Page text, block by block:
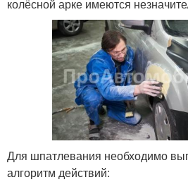
колёсной арке имеются
Для шпатлевания необходимо
алгоритм действий: